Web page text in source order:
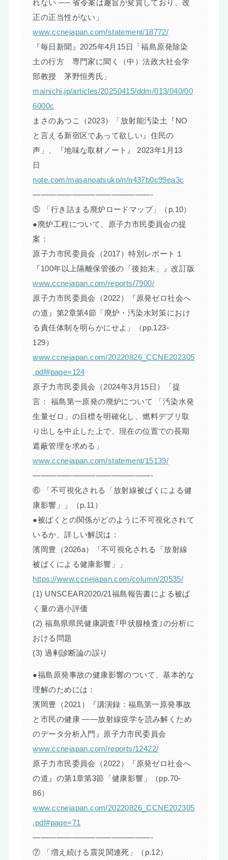
れない ── 省令案は趣旨が変質しており、改
正の正当性がない」
www.ccnejapan.com/statement/18772/
『毎日新聞』2025年4月15日「福島原発除染
土の行方 専門家に聞く（中）法政大社会学
部教授 茅野恒秀氏」
mainichi.jp/articles/20250415/ddm/013/040/00
6000c
まさのあつこ（2023）「放射能汚染土『NO
と言える新宿区であって欲しい』住民の
声」、『地味な取材ノート』 2023年1月13
日
note.com/masanoatsuko/n/n437b0c99ea3c
———————————————-
⑤ 「行き詰まる廃炉ロードマップ」（p.10）
●廃炉工程について、原子力市民委員会の提
案：
原子力市民委員会（2017）特別レポート１
『100年以上隔離保管後の「後始末」』改訂版
www.ccnejapan.com/reports/7900/
原子力市民委員会（2022）『原発ゼロ社会へ
の道』第2章第4節「廃炉・汚染水対策におけ
る責任体制を明らかにせよ」（pp.123-
129）
www.ccnejapan.com/20220826_CCNE202305
.pdf#page=124
原子力市民委員会（2024年3月15日）「提
言： 福島第一原発の廃炉について 「汚染水発
生量ゼロ」の目標を明確化し、燃料デブリ取
り出しを中止した上で、現在の位置での長期
遮蔽管理を求める」
www.ccnejapan.com/statement/15139/
———————————————-
⑥ 「不可視化される「放射線被ばくによる健
康影響」」（p.11）
●被ばくとの関係がどのように不可視化されて
いるか、詳しい解説は：
濱岡豊（2026a）「不可視化される「放射線
被ばくによる健康影響」」
https://www.ccnejapan.com/column/20535/
(1) UNSCEAR2020/21福島報告書による被ば
く量の過小評価
(2) 福島県県民健康調査｢甲状腺検査｣の分析に
おける問題
(3) 過剰診断論の誤り
●福島原発事故の健康影響のついて、基本的な
理解のためには：
濱岡豊（2021）『講演録：福島第一原発事故
と市民の健康 ――放射線疫学を読み解くため
のデータ分析入門』原子力市民委員会
www.ccnejapan.com/reports/12422/
原子力市民委員会（2022）『原発ゼロ社会へ
の道』の第1章第3節「健康影響」（pp.70-
86）
www.ccnejapan.com/20220826_CCNE202305
.pdf#page=71
———————————————-
⑦ 「増え続ける震災関連死」（p.12）